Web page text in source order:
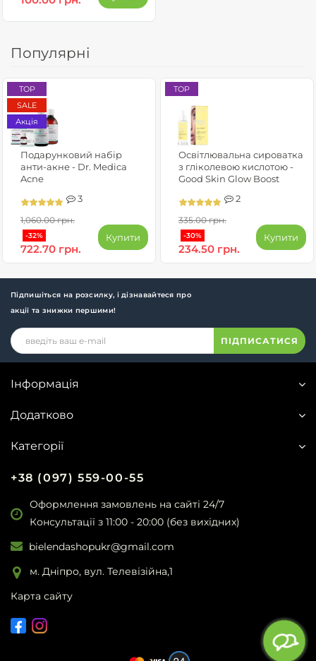
Популярні
TOP
SALE
Акція
Подарунковий набір
анти-акне - Dr. Medica
Acne
3
1,060.00 грн.
-32%
722.70 грн.
Купити
TOP
Освітлювальна сироватка
з гліколевою кислотою -
Good Skin Glow Boost
2
335.00 грн.
-30%
234.50 грн.
Купити
Підпишіться на розсилку, і дізнавайтеся про
акції та знижки першими!
ПІДПИСАТИСЯ
Інформація
Додатково
Категорії
+38 (097) 559-00-55
Оформлення замовлень на сайті 24/7
Консультації з 11:00 - 20:00 (без вихідних)
bielendashopukr@gmail.com
м. Дніпро, вул. Телевізійна,1
Карта сайту